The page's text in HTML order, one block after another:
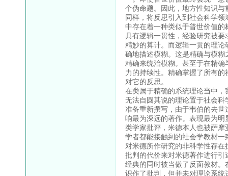
个伪命题。因此，地方性知识
同样，将反思引入到社会科学
中存在着一种类似于普世价值
具有逻辑一贯性，经验研究被
精妙的算计。而逻辑一贯的理
确地描述模糊。这是精确与模
精确来统治模糊。甚至于在精
力的持续性。精确掌握了所有
对它的反思。
在类属于精确的系统理论当中
无法自圆其说的理论置于社会
准备重新撰写，由于韦伯的去
响最为深远的著作。表现最为
类学家批评，米德本人也被萨
学者都能接触到的社会学教材
对米德所作研究的非科学性存
批判的代价来对米德著作进行
经典的同时被当做了反面教材
识作了批判，但并未对理论系